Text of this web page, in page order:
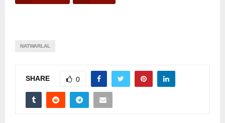
NATWARLAL
SHARE 0